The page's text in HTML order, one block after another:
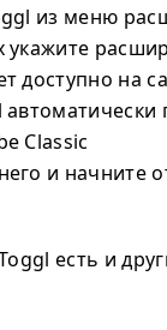
из меню
укажите
доступно на
автоматически
Classic
и начните
есть и